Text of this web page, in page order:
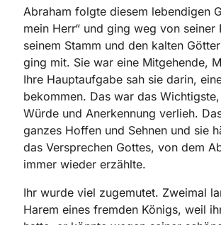
Abraham folgte diesem lebendigen
mein Herr“ und ging weg von seiner
seinem Stamm und den kalten
ging mit. Sie war eine Mitgehende,
Ihre Hauptaufgabe sah sie darin,
bekommen. Das war das
Würde und Anerkennung verlieh.
ganzes Hoffen und Sehnen und sie
das Versprechen Gottes, von dem
immer wieder erzählte.
Ihr wurde viel zugemutet. Zweimal
Harem eines fremden Königs, weil